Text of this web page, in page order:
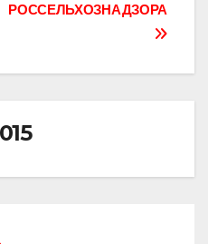
РОССЕЛЬХОЗНАДЗОРА